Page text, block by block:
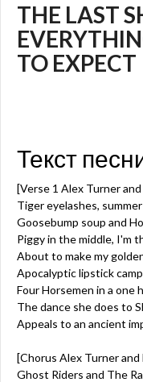
THE LAST
TO EXPECT
Текст
[Verse 1 Alex Turner
Tiger eyelashes,
Goosebump soup and
Piggy in the middle, I'm
About to make my
Apocalyptic lipstick
Four Horsemen in a one
The dance she does to
Appeals to an ancient
[Chorus Alex Turner and
Ghost Riders and The